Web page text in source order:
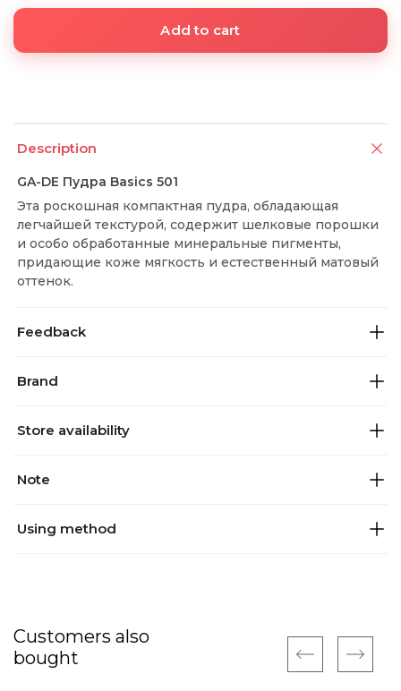
Add to cart
Description
GA-DE Пудра Basics 501
Эта роскошная компактная пудра, обладающая
легчайшей текстурой, содержит шелковые порошки
и особо обработанные минеральные пигменты,
придающие коже мягкость и естественный матовый
оттенок.
Feedback
Brand
Store availability
Note
Using method
Customers also
bought